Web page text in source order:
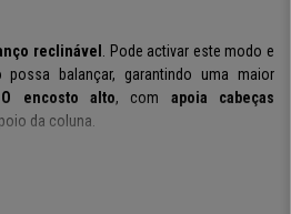
reclinável . Pode activar este modo e
balançar, garantindo uma maior
O encosto alto, com apoia cabeças
da coluna.
qualidade